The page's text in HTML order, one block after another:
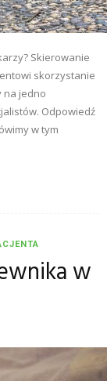
Skierowanie
skorzystanie
na jedno
Odpowiedź
w tym
w